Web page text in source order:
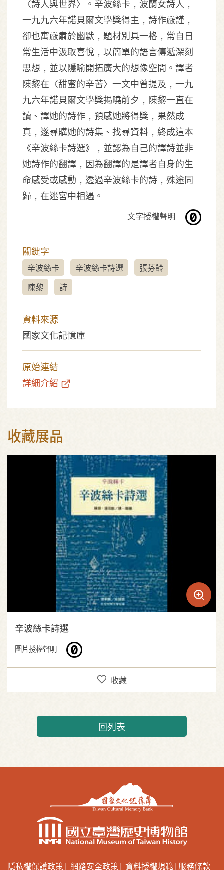
〈詩人與世界〉。辛波絲卡，波蘭女詩人，
一九九六年諾貝爾文學獎得主，詩作嚴謹，
卻也寓嚴肅於幽默，題材別具一格，常自日
常生活中汲取喜悅，以簡單的語言傳遞深刻
思想，並以隱喻開拓廣大的想像空間。譯者
陳黎在〈甜蜜的辛苦〉一文中曾提及，一九
九六年諾貝爾文學獎揭曉前夕，陳黎一直在
讀、譯她的詩作，預感她將得獎，果然成
真，遂尋購她的詩集、找尋資料，終成這本
《辛波絲卡詩選》，並認為自己的譯詩並非
她詩作的翻譯，因為翻譯的是譯者自身的生
命感受或感動，透過辛波絲卡的詩，殊途同
歸，在迷宮中相遇。
文字授權聲明
關鍵字
辛波絲卡 辛波絲卡詩選
張芬齡
陳黎
詩
資料來源
國家文化記憶庫
原始連結
詳細介紹
收藏展品
辛波絲卡詩選
圖片授權聲明
收藏
回列表
隱私權保護政策 網路安全政策 資料授權規範 服務條款